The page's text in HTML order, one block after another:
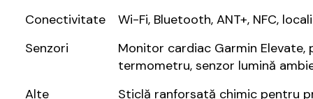
Conectivitate
Wi-Fi, Bluetooth, ANT+, NFC,
Senzori
Monitor cardiac Garmin
termometru, senzor lumină
Alte
Sticlă ranforsată chimic pentru